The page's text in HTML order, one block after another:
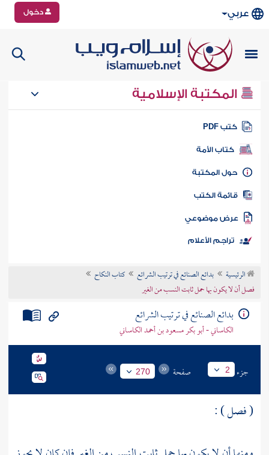
عربي دخول
المكتبة الإسلامية
كتب PDF
كتاب الأمة
المكتبة
الكتب
موضوعي
تراجم الأعلام
الرئيسية بدائع الصنائع في ترتيب الشرائع
كتاب النكاح
فصل أن لا يكون بها حمل ثابت النسب من الغير
بدائع الصنائع في ترتيب الشرائع
الكاساني - أبو بكر مسعود بن أحمد الكاساني
جزء 2 صفحة 270
( فصل ) :